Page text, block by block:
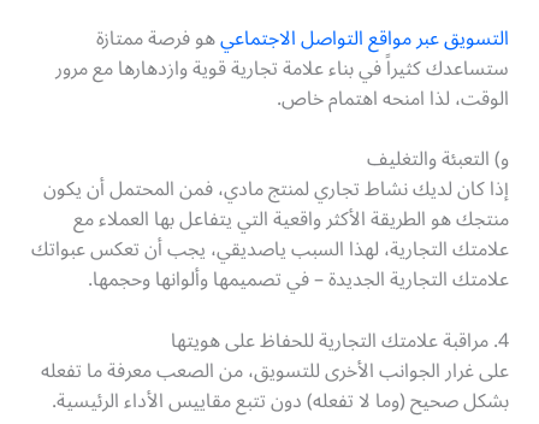
التسويق عبر مواقع التواصل الاجتماعيهو فرصة ممتازة
ستساعدك كثيراً في بناء علامة تجارية قوية وازدهارها مع مرور
الوقت، لذا امنحه اهتمام خاص.
و) التعبئة والتغليف
إذا كان لديك نشاط تجاري لمنتج مادي، فمن المحتمل أن يكون
منتجك هو الطريقة الأكثر واقعية التي يتفاعل بها العملاء مع
علامتك التجارية، لهذا السبب ياصديقي، يجب أن تعكس عبواتك
علامتك التجارية الجديدة – في تصميمها وألوانها وحجمها.
4. مراقبة علامتك التجارية للحفاظ على هويتها
على غرار الجوانب الأخرى للتسويق، من الصعب معرفة ما تفعله
بشكل صحيح (وما لا تفعله) دون تتبع مقاييس الأداء الرئيسية.